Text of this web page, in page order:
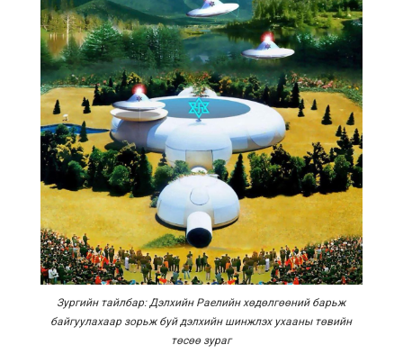
Зургийн тайлбар: Дэлхийн Раелийн хөдөлгөөний барьж
байгуулахаар зорьж буй дэлхийн шинжлэх ухааны төвийн
төсөө зураг